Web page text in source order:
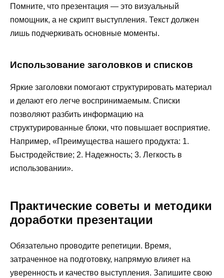
Помните, что презентация — это визуальный
помощник, а не скрипт выступления. Текст должен
лишь подчеркивать основные моменты.
Использование заголовков и списков
Яркие заголовки помогают структурировать материал
и делают его легче воспринимаемым. Списки
позволяют разбить информацию на
структурированные блоки, что повышает восприятие.
Например, «Преимущества нашего продукта: 1.
Быстродействие; 2. Надежность; 3. Легкость в
использовании».
Практические советы и методики
доработки презентации
Обязательно проводите репетиции. Время,
затраченное на подготовку, напрямую влияет на
уверенность и качество выступления. Запишите свою